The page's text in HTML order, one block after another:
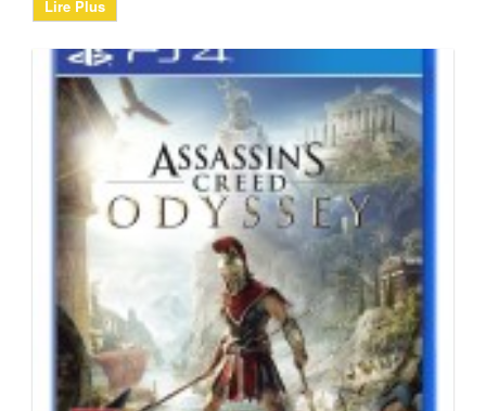
Lire Plus